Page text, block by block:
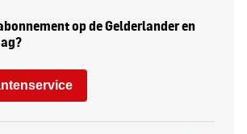
op de Gelderlander en